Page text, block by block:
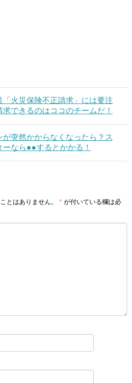
「火災保険不正請求」には要注
できるのはココのチームだ！
が突然かからなくなったら？ス
ーなら●●するとかかる！
とはありません。 * が付いている欄は必